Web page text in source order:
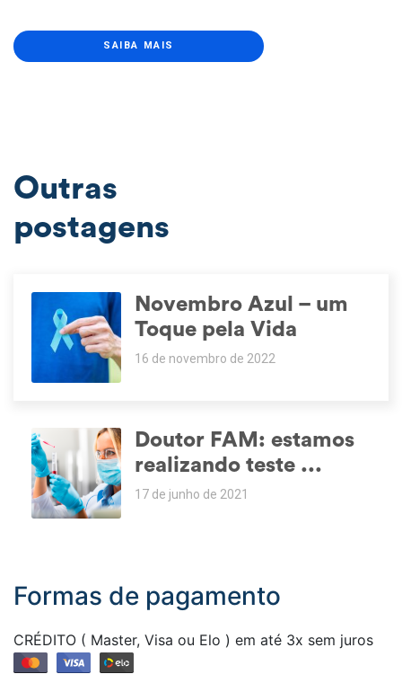
SAIBA MAIS
Outras
postagens
Novembro Azul – um
Toque pela Vida
16 de novembro de 2022
Doutor FAM: estamos
realizando teste ...
17 de junho de 2021
Formas de pagamento
CRÉDITO ( Master, Visa ou Elo ) em até 3x sem juros